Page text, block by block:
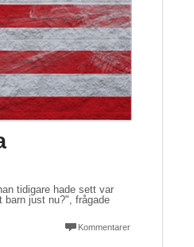
tidigare hade sett var
barn just nu?", frågade
Kommentarer